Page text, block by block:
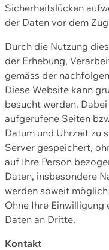
Sicherheitslücken
der Daten vor dem
Durch die Nutzung
der Erhebung,
gemäss der
Diese Website kann
besucht werden.
aufgerufene Seiten
Datum und Uhrzeit zu
Server gespeichert,
auf Ihre Person
Daten, insbesondere
werden soweit
Ohne Ihre
Daten an Dritte.
Kontakt